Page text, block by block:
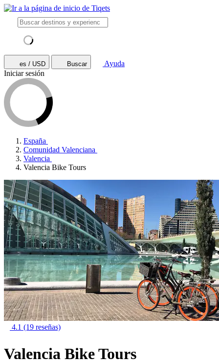
es / USD Buscar
Ayuda
Iniciar sesión
España
Comunidad Valenciana
Valencia
Valencia Bike Tours
4.1 (19 reseñas)
Valencia Bike Tours